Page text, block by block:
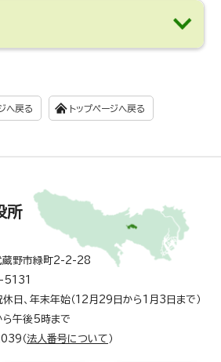
へ戻る トップページへ戻る
所
野市緑町2-2-28
5131
休日、年末年始（12月29日から1月3日まで）
ら午後5時まで
（ 法人番号について ）